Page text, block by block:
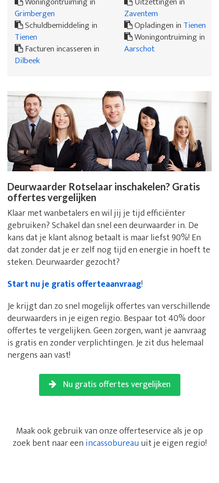
Grimbergen
Schuldbemiddeling in
Tienen
Facturen incasseren in
Dilbeek
Zaventem
Opladingen in Tienen
Woningontruiming in
Aarschot
Deurwaarder Rotselaar inschakelen? Gratis
offertes vergelijken
Klaar met wanbetalers en wil jij je tijd efficiënter
gebruiken? Schakel dan snel een deurwaarder in. De
kans dat je klant alsnog betaalt is maar liefst 90%! En
dat zonder dat je er zelf nog tijd en energie in hoeft te
steken. Deurwaarder gezocht?
Start nu je gratis offerteaanvraag!
Je krijgt dan zo snel mogelijk offertes van verschillende
deurwaarders in je eigen regio. Bespaar tot 40% door
offertes te vergelijken. Geen zorgen, want je aanvraag
is gratis en zonder verplichtingen. Je zit dus helemaal
nergens aan vast!
Nu gratis offertes vergelijken
Maak ook gebruik van onze offerteservice als je op
zoek bent naar een incassobureau uit je eigen regio!